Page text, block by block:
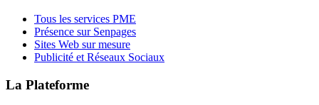
Tous les services PME
Présence sur Senpages
Sites Web sur mesure
Publicité et Réseaux Sociaux
La Plateforme